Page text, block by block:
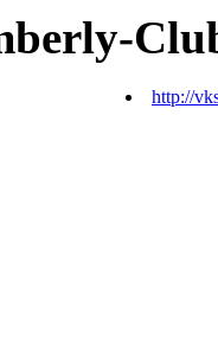
http://